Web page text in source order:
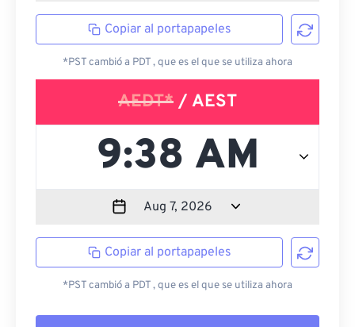
Copiar al portapapeles
*PST cambió a PDT , que es el que se utiliza ahora
AEDT* / AEST
Copiar al portapapeles
*PST cambió a PDT , que es el que se utiliza ahora